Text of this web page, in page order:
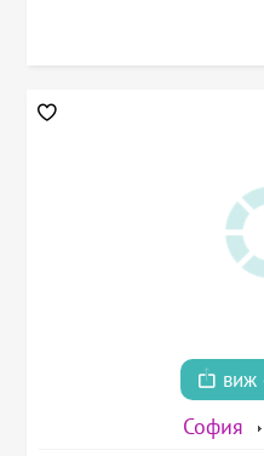
виж
София